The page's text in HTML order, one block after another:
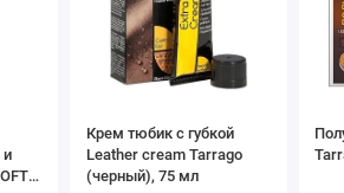
и
Крем тюбик с губкой
Leather cream Tarrago
(черный), 75 мл